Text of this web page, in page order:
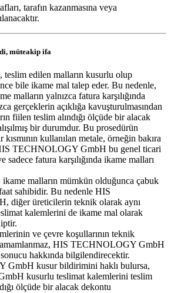
tarafın kazanmasına veya
müteakip ifa
teslim edilen malların kusurlu olup
bile ikame mal talep eder. Bu nedenle,
malların yalnızca fatura karşılığında
gerçeklerin açıklığa kavuşturulmasından
fiilen teslim alındığı ölçüde bir alacak
bir durumdur. Bu prosedürün
kullanılan metale, örneğin bakıra
TECHNOLOGY GmbH bu genel ticari
sadece fatura karşılığında ikame malları
malların mümkün olduğunca çabuk
sahibidir. Bu nedenle HIS
diğer üreticilerin teknik olarak aynı
kalemlerini de ikame mal olarak
ve çevre koşullarının teknik
HIS TECHNOLOGY GmbH
hakkında bilgilendirecektir.
GmbH kusur bildirimini haklı bulursa,
kusurlu teslimat kalemlerini teslim
ölçüde bir alacak dekontu